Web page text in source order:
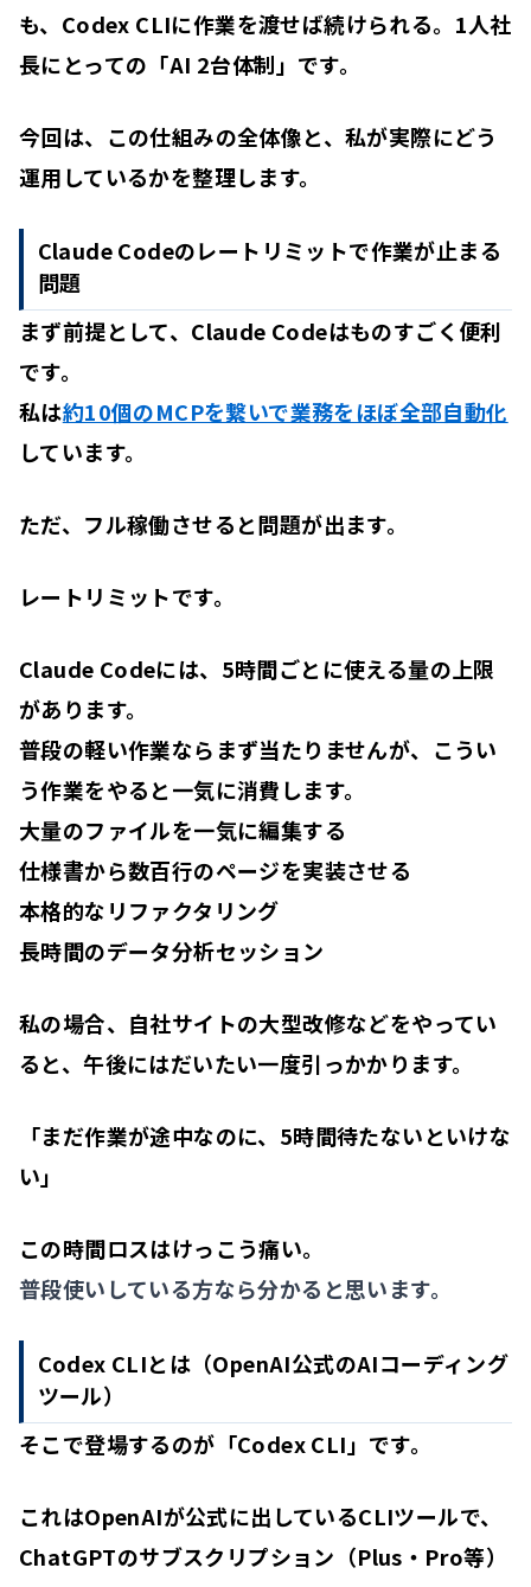
も、Codex CLIに作業を渡せば続けられる。1人社
長にとっての「AI 2台体制」です。
今回は、この仕組みの全体像と、私が実際にどう
運用しているかを整理します。
Claude Codeのレートリミットで作業が止まる
問題
まず前提として、Claude Codeはものすごく便利
です。
私は約10個のMCPを繋いで業務をほぼ全部自動化
しています。
ただ、フル稼働させると問題が出ます。
レートリミットです。
Claude Codeには、5時間ごとに使える量の上限
があります。
普段の軽い作業ならまず当たりませんが、こうい
う作業をやると一気に消費します。
大量のファイルを一気に編集する
仕様書から数百行のページを実装させる
本格的なリファクタリング
長時間のデータ分析セッション
私の場合、自社サイトの大型改修などをやってい
ると、午後にはだいたい一度引っかかります。
「まだ作業が途中なのに、5時間待たないといけな
い」
この時間ロスはけっこう痛い。
普段使いしている方なら分かると思います。
Codex CLIとは（OpenAI公式のAIコーディング
ツール）
そこで登場するのが「Codex CLI」です。
これはOpenAIが公式に出しているCLIツールで、
ChatGPTのサブスクリプション（Plus・Pro等）